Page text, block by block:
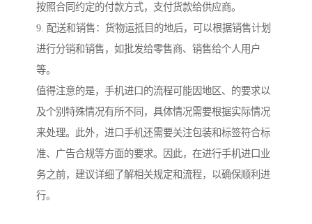
按照合同约定的付款方式，支付货款给供应商。
9. 配送和销售：货物运抵目的地后，可以根据销售计划
进行分销和销售，如批发给零售商、销售给个人用户
等。
值得注意的是，手机进口的流程可能因地区、的要求以
及个别特殊情况有所不同，具体情况需要根据实际情况
来处理。此外，进口手机还需要关注包装和标签符合标
准、广告合规等方面的要求。因此，在进行手机进口业
务之前，建议详细了解相关规定和流程，以确保顺利进
行。